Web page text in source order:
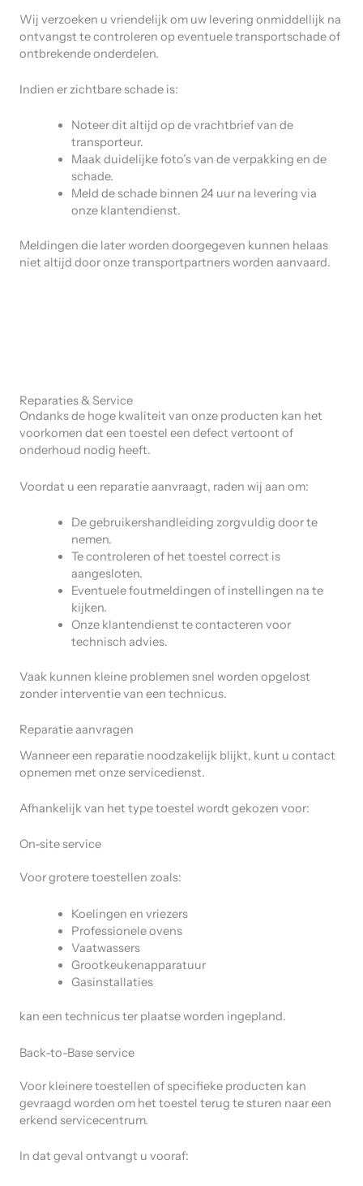
Wij verzoeken u vriendelijk om uw levering onmiddellijk na
ontvangst te controleren op eventuele transportschade of
ontbrekende onderdelen.
Indien er zichtbare schade is:
Noteer dit altijd op de vrachtbrief van de
transporteur.
Maak duidelijke foto’s van de verpakking en de
schade.
Meld de schade binnen 24 uur na levering via
onze klantendienst.
Meldingen die later worden doorgegeven kunnen helaas
niet altijd door onze transportpartners worden aanvaard.
Reparaties & Service
Ondanks de hoge kwaliteit van onze producten kan het
voorkomen dat een toestel een defect vertoont of
onderhoud nodig heeft.
Voordat u een reparatie aanvraagt, raden wij aan om:
De gebruikershandleiding zorgvuldig door te
nemen.
Te controleren of het toestel correct is
aangesloten.
Eventuele foutmeldingen of instellingen na te
kijken.
Onze klantendienst te contacteren voor
technisch advies.
Vaak kunnen kleine problemen snel worden opgelost
zonder interventie van een technicus.
Reparatie aanvragen
Wanneer een reparatie noodzakelijk blijkt, kunt u contact
opnemen met onze servicedienst.
Afhankelijk van het type toestel wordt gekozen voor:
On-site service
Voor grotere toestellen zoals:
Koelingen en vriezers
Professionele ovens
Vaatwassers
Grootkeukenapparatuur
Gasinstallaties
kan een technicus ter plaatse worden ingepland.
Back-to-Base service
Voor kleinere toestellen of specifieke producten kan
gevraagd worden om het toestel terug te sturen naar een
erkend servicecentrum.
In dat geval ontvangt u vooraf: